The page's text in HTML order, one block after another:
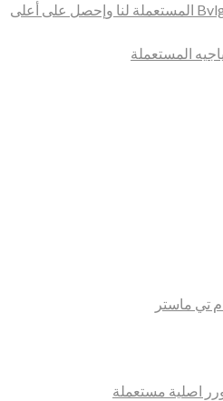
بيع ساعتك البولغرى Bvlgari المستعملة لنا وإحصل على أعلى
المستعملة
تي ماستر
اصلية مستعملة